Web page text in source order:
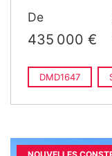
De
435 000 €
DMD1647